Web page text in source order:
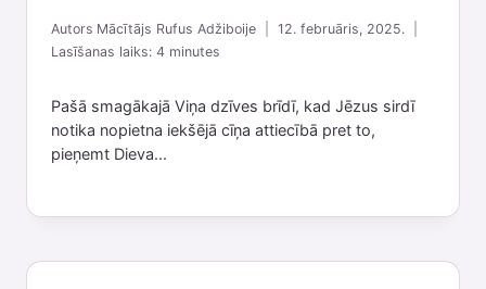
Autors Mācītājs Rufus Adžiboije
12. februāris, 2025.
Lasīšanas laiks:4 minutes
Pašā smagākajā Viņa dzīves brīdī, kad Jēzus sirdī
notika nopietna iekšējā cīņa attiecībā pret to,
pieņemt Dieva...